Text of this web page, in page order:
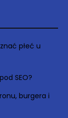
płeć u
SEO?
burgera i